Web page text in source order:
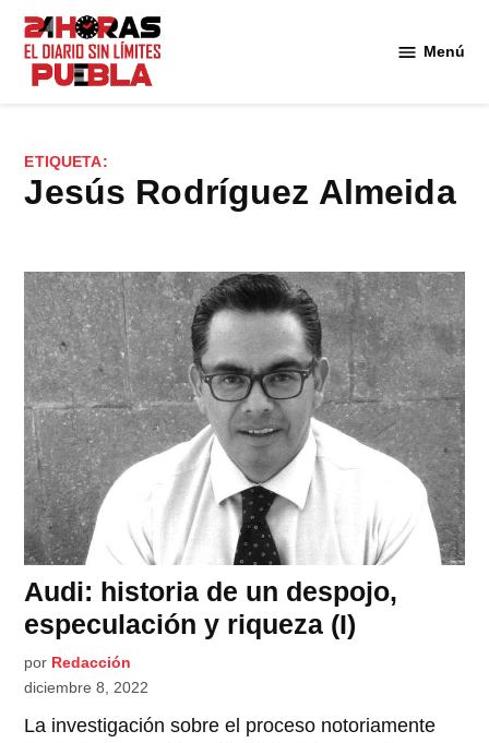
Saltar
contenido
Menú
ETIQUETA:
Jesús Rodríguez Almeida
Audi: historia de un despojo,
especulación y riqueza (I)
por Redacción
diciembre 8, 2022
La investigación sobre el proceso notoriamente